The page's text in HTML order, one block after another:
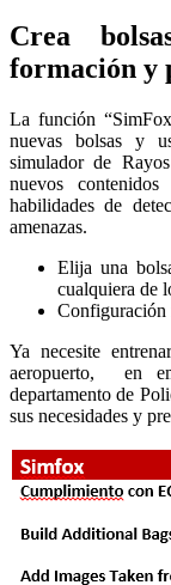
Crea
formación y
La función
nuevas bolsas y
simulador de
nuevos
habilidades de
amenazas.
Elija una
cualquiera de
Configuración
Ya necesite
aeropuerto, en
departamento de
sus necesidades y